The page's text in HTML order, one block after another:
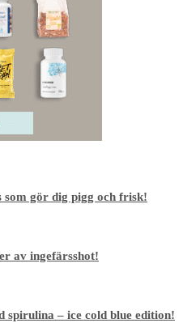
som gör dig pigg och frisk!
av ingefärsshot!
spirulina – ice cold blue edition!